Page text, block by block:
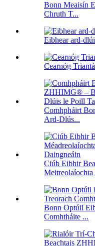
Bonn Meaisín
Chruth T...
Eibhear ard-
Cearnóg
Comhpháirt
Ard-Dlús...
Ciúb Eibhir
Meitreolaíochta
Bonn Optúil
Comhtháite ...